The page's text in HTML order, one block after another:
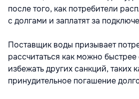
после того, как потребители
с долгами и заплатят за
Поставщик воды призывает
рассчитаться как можно
избежать других санкций, таких
принудительное погашение